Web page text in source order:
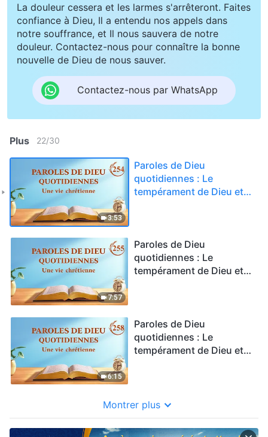
La douleur cessera et les larmes s'arrêteront. Faites
confiance à Dieu, Il a entendu nos appels dans
notre souffrance, et Il nous sauvera de notre
douleur. Contactez-nous pour connaître la bonne
nouvelle de Dieu de nous sauver.
Contactez-nous par WhatsApp
Plus 22/30
3:53
Paroles de Dieu
quotidiennes : Le
tempérament de Dieu et
7:57
Paroles de Dieu
quotidiennes : Le
tempérament de Dieu et
6:15
Paroles de Dieu
quotidiennes : Le
tempérament de Dieu et
Montrer plus